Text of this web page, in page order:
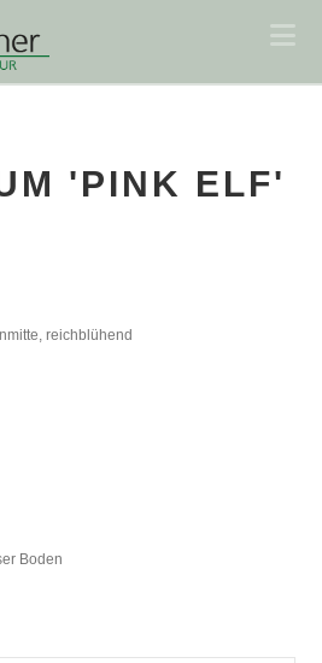
'PINK ELF'
reichblühend
Boden